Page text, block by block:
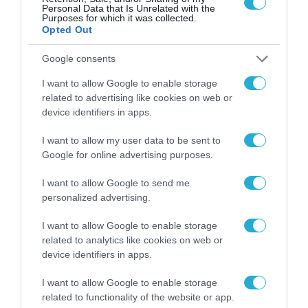
Personal Data that Is Unrelated with the
Purposes for which it was collected.
Opted Out
Google consents
I want to allow Google to enable storage
related to advertising like cookies on web or
device identifiers in apps.
I want to allow my user data to be sent to
Google for online advertising purposes.
I want to allow Google to send me
personalized advertising.
I want to allow Google to enable storage
related to analytics like cookies on web or
device identifiers in apps.
I want to allow Google to enable storage
related to functionality of the website or app.
προστατεύουν τους εργαζομένους
τους
Το πιο σημαντικό πράγμα που μπορεί να
κάνει ένας εργοδότης είναι να διαμορφώσει
σωστά το διακομιστή αλληλογραφίας της
επισημαίνει μηνύματα ηλεκτρονικού
Για παράδειγμα, το Google Workspace, είναι
δημοφιλές στις εταιρείες καθώς
επισημαίνει μηνύματα ως “Εξωτερικά” από
προεπιλογή. Και όταν προσπαθείτε να
ηλεκτρονικού ταχυδρομείου, προειδοποιεί